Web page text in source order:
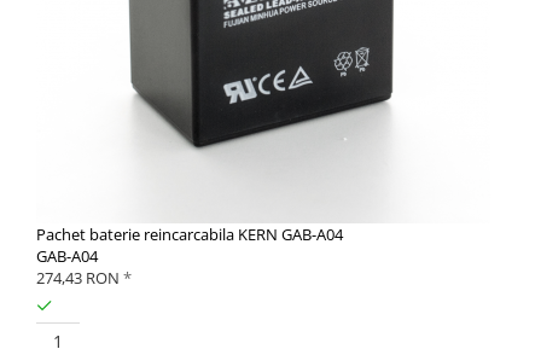
Pachet baterie reincarcabila KERN GAB-A04
GAB-A04
274,43 RON *